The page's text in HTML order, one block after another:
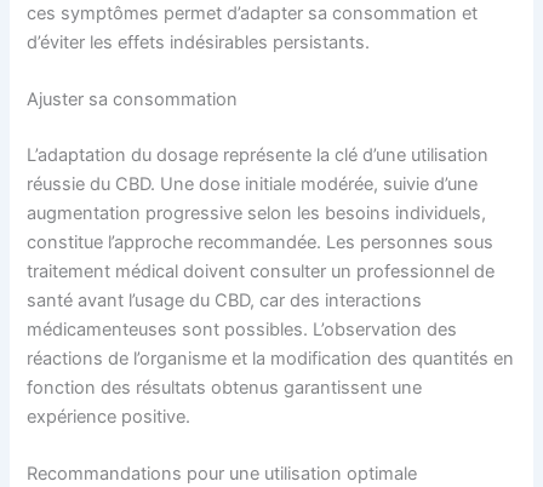
ces symptômes permet d’adapter sa consommation et
d’éviter les effets indésirables persistants.
Ajuster sa consommation
L’adaptation du dosage représente la clé d’une utilisation
réussie du CBD. Une dose initiale modérée, suivie d’une
augmentation progressive selon les besoins individuels,
constitue l’approche recommandée. Les personnes sous
traitement médical doivent consulter un professionnel de
santé avant l’usage du CBD, car des interactions
médicamenteuses sont possibles. L’observation des
réactions de l’organisme et la modification des quantités en
fonction des résultats obtenus garantissent une
expérience positive.
Recommandations pour une utilisation optimale